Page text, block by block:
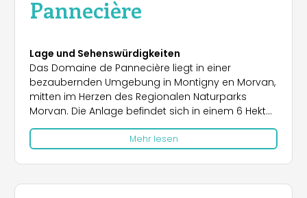
Pannecière
Lage und Sehenswürdigkeiten
Das Domaine de Pannecière liegt in einer
bezaubernden Umgebung in Montigny en Morvan,
mitten im Herzen des Regionalen Naturparks
Morvan. Die Anlage befindet sich in einem 6 Hektar
großen, bewaldeten Gebiet, nur wenige Schritte
vom Pannecière-See entfernt, einer perfekten
Destination für Naturliebhaber. In der Umgebung
gibt es zahlreiche kulturelle und historische
Sehenswürdigkeiten, darunter die gallo-römische
Mehr lesen